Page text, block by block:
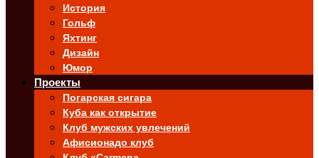
История
Гольф
Яхтинг
Дизайн
Юмор
Проекты
Погарская сигара
Куба как открытие
Клуб мужских увлечений
Афисионадо клуб